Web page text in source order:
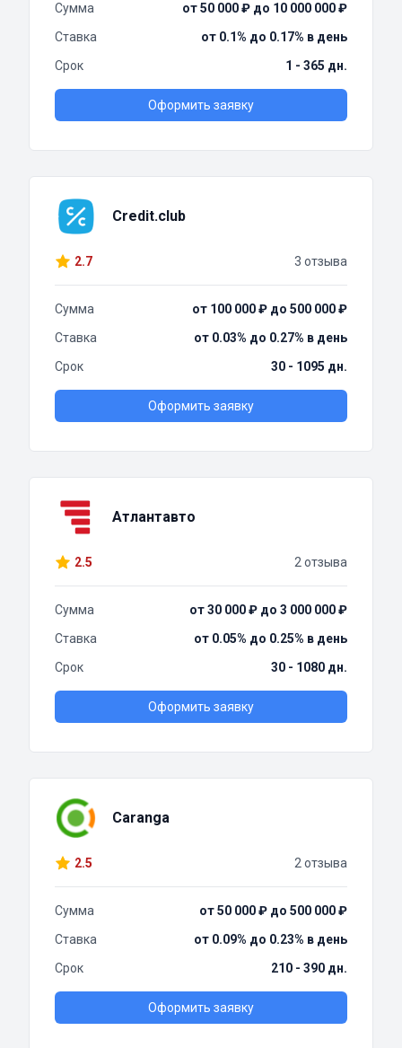
Сумма
от 50 000 ₽ до 10 000 000 ₽
Ставка
от 0.1% до 0.17% в день
Срок
1 - 365 дн.
Оформить заявку
Credit.club
2.7 3 отзыва
Сумма
от 100 000 ₽ до 500 000 ₽
Ставка
от 0.03% до 0.27% в день
Срок
30 - 1095 дн.
Оформить заявку
Атлантавто
2.5 2 отзыва
Сумма
от 30 000 ₽ до 3 000 000 ₽
Ставка
от 0.05% до 0.25% в день
Срок
30 - 1080 дн.
Оформить заявку
Caranga
2.5 2 отзыва
Сумма
от 50 000 ₽ до 500 000 ₽
Ставка
от 0.09% до 0.23% в день
Срок
210 - 390 дн.
Оформить заявку